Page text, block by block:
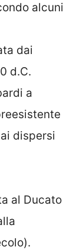
alcuni
dai
d.C.
a
dispersi
al Ducato